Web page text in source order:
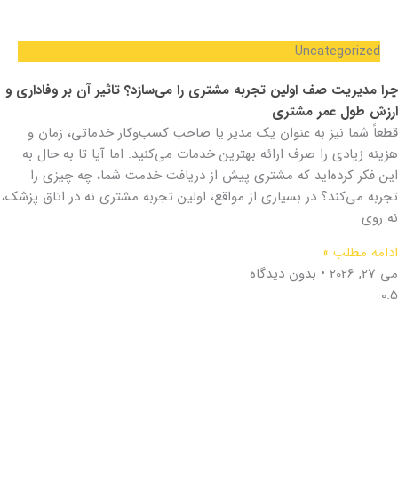
Uncategorized
چرا مدیریت صف اولین تجربه مشتری را می‌سازد؟ تاثیر آن بر وفاداری و
ارزش طول عمر مشتری
قطعاً شما نیز به عنوان یک مدیر یا صاحب کسب‌وکار خدماتی، زمان و
هزینه زیادی را صرف ارائه بهترین خدمات می‌کنید. اما آیا تا به حال به
این فکر کرده‌اید که مشتری پیش از دریافت خدمت شما، چه چیزی را
تجربه می‌کند؟ در بسیاری از مواقع، اولین تجربه مشتری نه در اتاق پزشک،
نه روی
ادامه مطلب »
می 27, 2026
بدون دیدگاه